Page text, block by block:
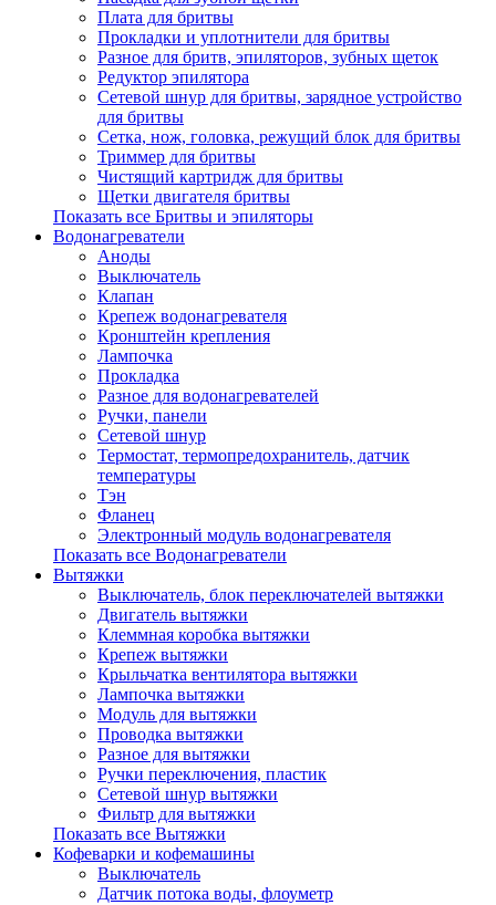
Плата для бритвы
Прокладки и уплотнители для бритвы
Разное для бритв, эпиляторов, зубных щеток
Редуктор эпилятора
Сетевой шнур для бритвы, зарядное устройство
для бритвы
Сетка, нож, головка, режущий блок для бритвы
Триммер для бритвы
Чистящий картридж для бритвы
Щетки двигателя бритвы
Показать все Бритвы и эпиляторы
Водонагреватели
Аноды
Выключатель
Клапан
Крепеж водонагревателя
Кронштейн крепления
Лампочка
Прокладка
Разное для водонагревателей
Ручки, панели
Сетевой шнур
Термостат, термопредохранитель, датчик
температуры
Тэн
Фланец
Электронный модуль водонагревателя
Показать все Водонагреватели
Вытяжки
Выключатель, блок переключателей вытяжки
Двигатель вытяжки
Клеммная коробка вытяжки
Крепеж вытяжки
Крыльчатка вентилятора вытяжки
Лампочка вытяжки
Модуль для вытяжки
Проводка вытяжки
Разное для вытяжки
Ручки переключения, пластик
Сетевой шнур вытяжки
Фильтр для вытяжки
Показать все Вытяжки
Кофеварки и кофемашины
Выключатель
Датчик потока воды, флоуметр